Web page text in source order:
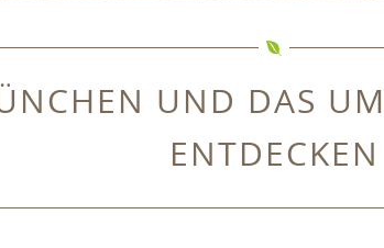
UND DAS
ENTDECKEN